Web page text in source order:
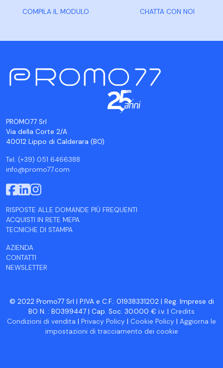
COMPILA IL MODULO CHATTA CON NOI
PROMO77 Srl
Via della Corte 2/A
40012 Lippo di Calderara (BO)
Tel. (+39) 051 6466388
info@promo77.com
RISPOSTE ALLE DOMANDE PIÙ FREQUENTI
ACQUISTI IN RETE MEPA
TECNICHE DI STAMPA
AZIENDA
CONTATTI
NEWSLETTER
© 2022 Promo77 Srl | P.IVA e C.F.: 01938331202 | Reg. Imprese di
BO N. : BO399447 | Cap. Soc. 30.000 € i.v. | Credits
Condizioni di vendita
Privacy Policy Cookie Policy
Aggiorna le
impostazioni di tracciamento dei cookie